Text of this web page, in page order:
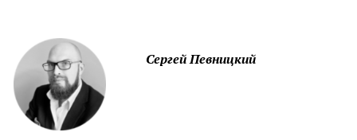
Сергей Певницкий